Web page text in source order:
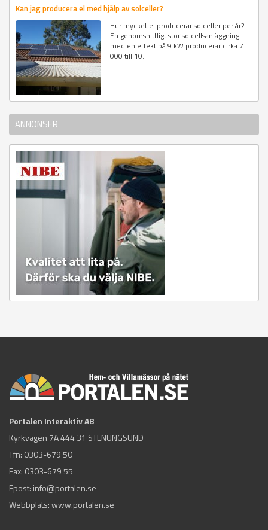
Kan jag producera el med hjälp av solceller?
Hur mycket el producerar solceller per år?
En genomsnittligt stor solcellsanläggning
med en effekt på 9 kW producerar cirka 7
000 till 10...
ANNONSER
Portalen Interaktiv AB
Kyrkvägen 7A 444 31 STENUNGSUND
Tfn: 0303-679 50
Fax: 0303-679 55
Epost: info@portalen.se
Webbplats: www.portalen.se